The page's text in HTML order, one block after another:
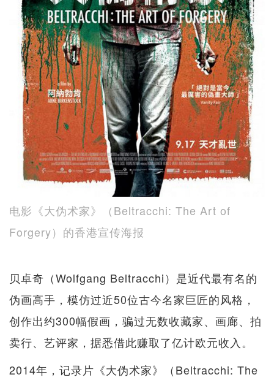
电影《大伪术家》（Beltracchi: The Art of
Forgery）的香港宣传海报
贝卓奇（Wolfgang Beltracchi）是近代最有名的
伪画高手，模仿过近50位古今名家巨匠的风格，
创作出约300幅假画，骗过无数收藏家、画廊、拍
卖行、艺评家，据悉借此赚取了亿计欧元收入。
2014年，记录片《大伪术家》（Beltracchi: The